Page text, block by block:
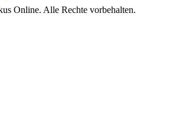
Online. Alle Rechte vorbehalten.